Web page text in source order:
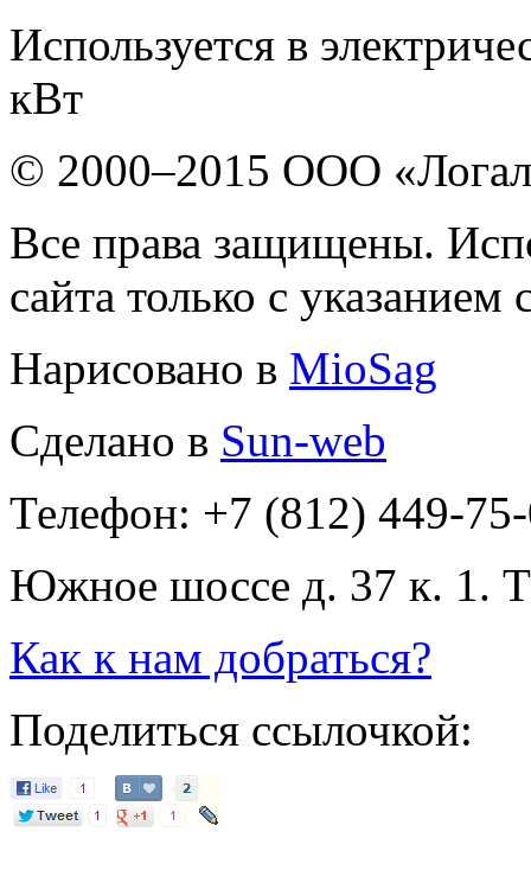
Используется в
кВт
© 2000–2015 ООО
Все права защищены.
сайта только с
Нарисовано в MioSag
Сделано в Sun-web
Телефон: +7 (812) 449-
Южное шоссе д. 37 к. 1.
Как к нам добраться?
Поделиться ссылочкой: